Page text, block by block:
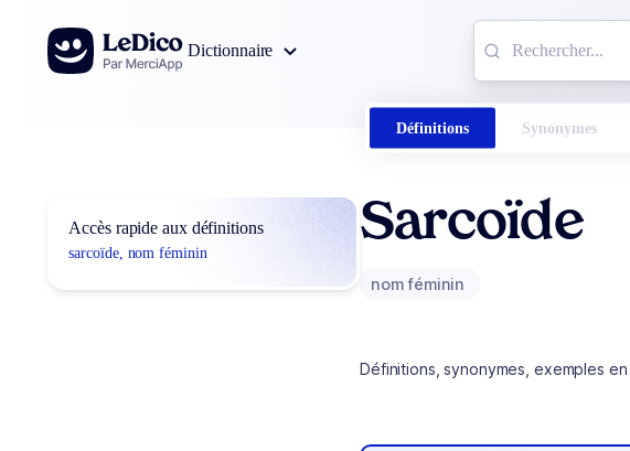
Aller au contenu
Dictionnaire
Définitions Synonymes
Accès rapide aux définitions
sarcoïde, nom féminin
Sarcoïde
nom féminin
Définitions, synonymes, exemples en